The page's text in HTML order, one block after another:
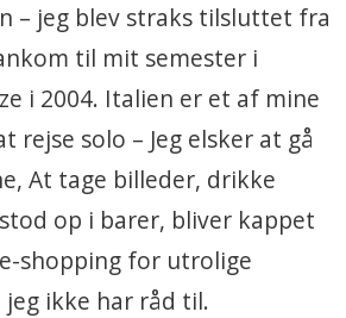
– jeg blev straks tilsluttet fra
til mit semester i
i 2004. Italien er et af mine
rejse solo – Jeg elsker at gå
At tage billeder, drikke
op i barer, bliver kappet
shopping for utrolige
jeg ikke har råd til.